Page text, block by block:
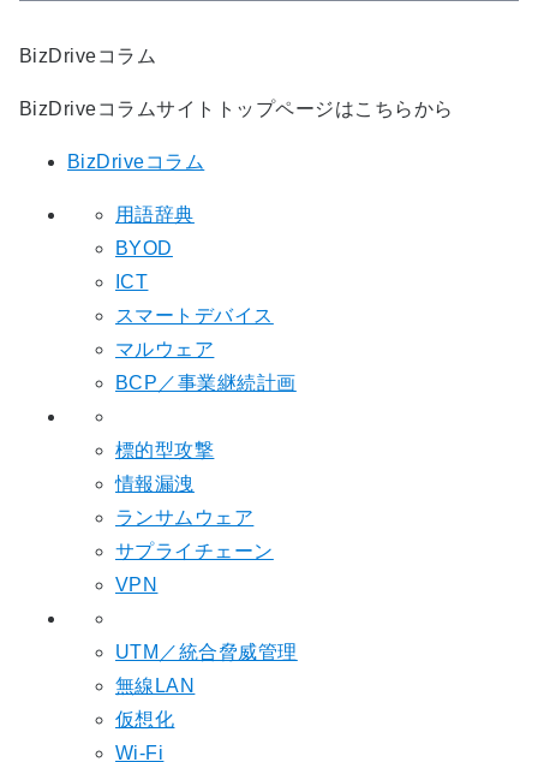
BizDriveコラム
BizDriveコラムサイトトップページはこちらから
BizDriveコラム
用語辞典
BYOD
ICT
スマートデバイス
マルウェア
BCP／事業継続計画
標的型攻撃
情報漏洩
ランサムウェア
サプライチェーン
VPN
UTM／統合脅威管理
無線LAN
仮想化
Wi-Fi